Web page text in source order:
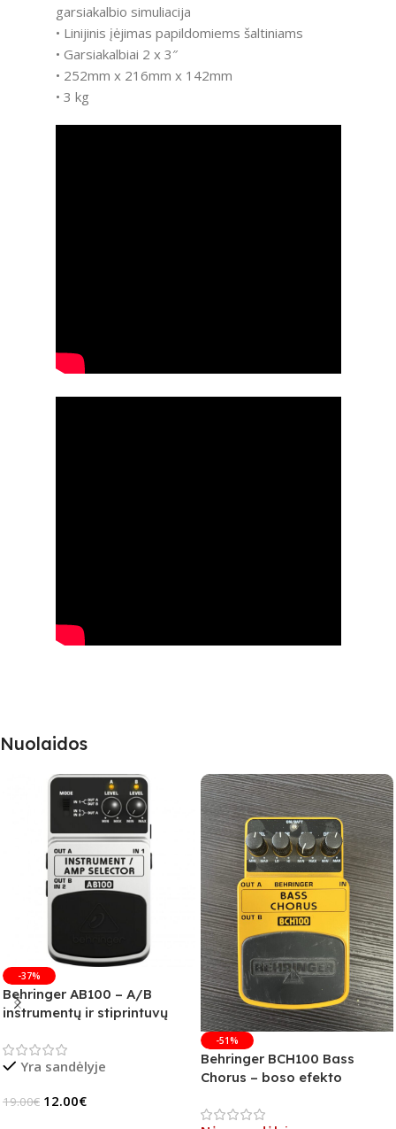
garsiakalbio simuliacija
• Linijinis įėjimas papildomiems šaltiniams
• Garsiakalbiai 2 x 3″
• 252mm x 216mm x 142mm
• 3 kg
Nuolaidos
-37%
Behringer AB100 – A/B
instrumentų ir stiprintuvų
Yra sandėlyje
19.00€ 12.00€
-51%
Behringer BCH100 Bass
Chorus – boso efekto